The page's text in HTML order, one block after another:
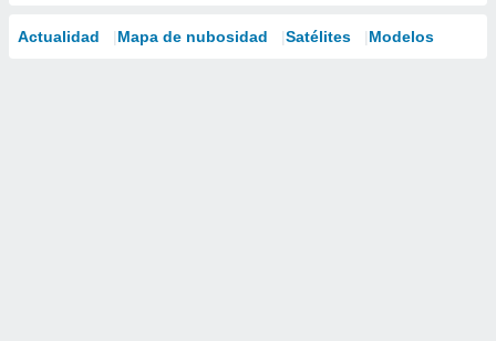
Actualidad Mapa de nubosidad Satélites Modelos